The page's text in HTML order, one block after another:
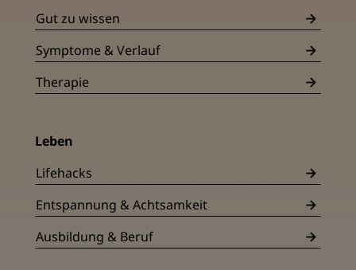
Gut zu wissen
Symptome & Verlauf
Therapie
Leben
Lifehacks
Entspannung & Achtsamkeit
Ausbildung & Beruf